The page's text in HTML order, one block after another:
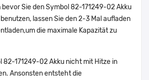
Sie den Symbol 82-171249-02 Akku
lassen Sie den 2-3 Mal aufladen
die maximale Kapazität zu
82-171249-02 Akku nicht mit Hitze in
Ansonsten entsteht die